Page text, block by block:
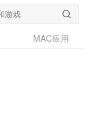
MAC应用